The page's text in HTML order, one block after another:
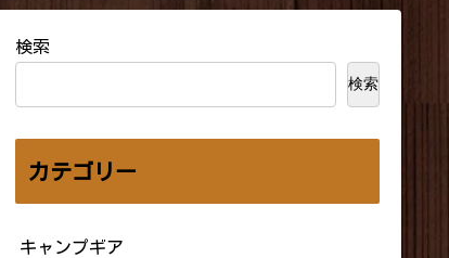
検索
検索
カテゴリー
キャンプギア